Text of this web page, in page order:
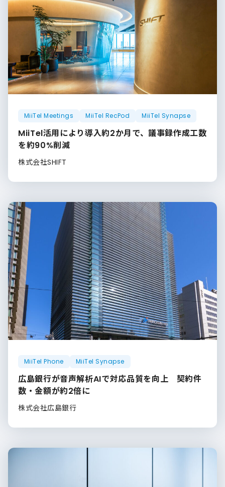
MiiTel Meetings MiiTel RecPod MiiTel Synapse
MiiTel活用により導入約2か月で、議事録作成工数
を約90%削減
株式会社SHIFT
MiiTel Phone MiiTel Synapse
広島銀行が音声解析AIで対応品質を向上 契約件
数・金額が約2倍に
株式会社広島銀行